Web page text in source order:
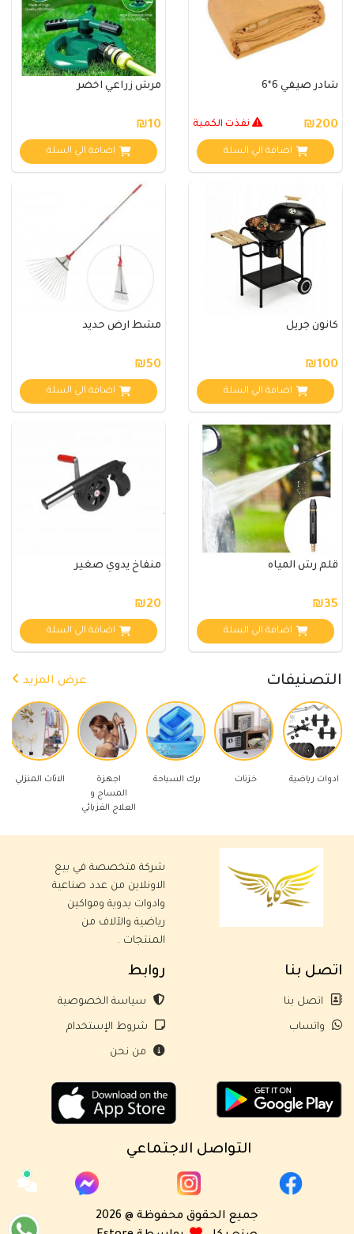
شادر صيفي 6*6
₪200 نفذت الكمية
اضافة الي السلة
مرش زراعي اخضر
₪10
اضافة الي السلة
كانون جريل
₪100
اضافة الي السلة
مشط ارض حديد
₪50
اضافة الي السلة
قلم رش المياه
₪35
اضافة الي السلة
منفاخ يدوي صغير
₪20
اضافة الي السلة
التصنيفات عرض المزيد
خزنات برك السباحة
اجهزة
العلاج الفزيائي
الاثاث المنزلي ادوات
شركة متخصصة في بيع
الاونلاين من عدد صناعية
وادوات يدوية ومواكين
رياضية والآلاف من
المنتجات .
اتصل بنا
اتصل بنا
واتساب
روابط
سياسة الخصوصية
شروط الإستخدام
من نحن
التواصل الاجتماعي
جميع الحقوق محفوظة @ 2026